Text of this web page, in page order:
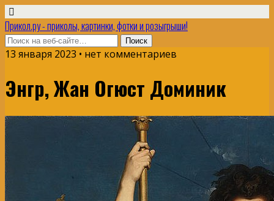
Прикол.ру - приколы, картинки, фотки и розыгрыши!
13 января 2023 • нет комментариев
Энгр, Жан Огюст Доминик